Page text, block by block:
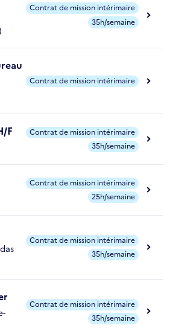
Contrat de mission intérimaire
35h/semaine
Contrat de mission intérimaire
F
Contrat de mission intérimaire
35h/semaine
Contrat de mission intérimaire
25h/semaine
Contrat de mission intérimaire
35h/semaine
Contrat de mission intérimaire
35h/semaine